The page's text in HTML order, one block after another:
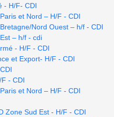
- H/F- CDI
et Nord – H/F - CDI
Nord Ouest – h/f - CDI
– h/f - cdi
- H/F - CDI
et Export- H/F - CDI
- CDI
et Nord – H/F - CDI
Zone Sud Est - H/F - CDI